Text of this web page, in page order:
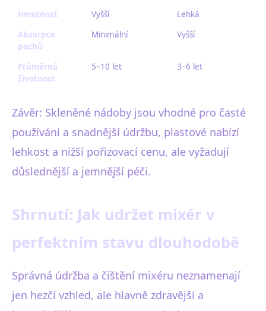
Hmotnost Vyšší
Lehká
Absorpce
pachů
Minimální Vyšší
Průměrná
životnost
5–10 let 3–6 let
Závěr: Skleněné nádoby jsou vhodné pro časté
používání a snadnější údržbu, plastové nabízí
lehkost a nižší pořizovací cenu, ale vyžadují
důslednější a jemnější péči.
Shrnutí: Jak udržet mixér v
perfektním stavu dlouhodobě
Správná údržba a čištění mixéru neznamenají
jen hezčí vzhled, ale hlavně zdravější a